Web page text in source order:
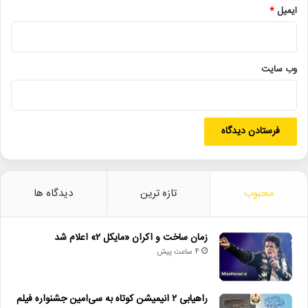
۲۵ آذرماه به دبیری محمد حمیدی مقدم در پردیس چارسو برگزار
دیگر خبرها
• مجله هنری
• زمان ساخت و اکران «مایکل ۲» اعلام شد
• راهیابی ۲ انیمیشن کوتاه به سی‌امین جشنواره فیلم رود آیلند
ایمیل*
وب‌ سایت
محبوب تازه ترین دیدگاه ها
زمان ساخت و اکران «مایکل ۲» اعلام شد
4 ساعت پیش
راهیابی ۲ انیمیشن کوتاه به سی‌امین جشنواره فیلم